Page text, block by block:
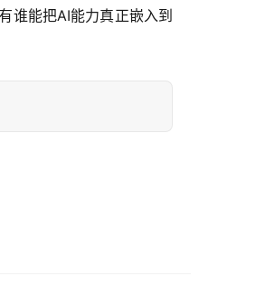
谁能把AI能力真正嵌入到